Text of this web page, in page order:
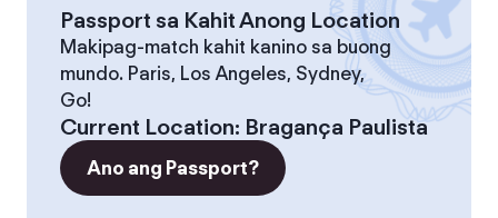
Passport sa Kahit Anong Location
Makipag-match kahit kanino sa buong
mundo. Paris, Los Angeles, Sydney,
Go!
Current Location: Bragança Paulista
Ano ang Passport?